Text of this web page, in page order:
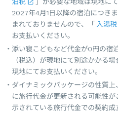
2027年4月1日以降の宿泊につき
まれておりませんので、「 入湯税
お支払いください。
添い寝こどもなど代金が0円の宿
（税込）が現地にて別途かかる
現地にてお支払いください。
ダイナミックパッケージの性質
に旅行代金が更新される可能性
示されている旅行代金での契約成